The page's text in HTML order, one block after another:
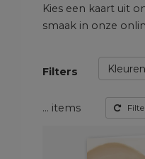
Kies een kaart uit
smaak in onze
Filters Kleuren
… items